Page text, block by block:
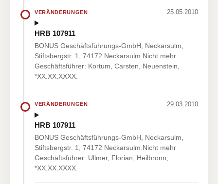
VERÄNDERUNGEN 25.05.2010
HRB 107911
BONUS Geschäftsführungs-GmbH, Neckarsulm,
Stiftsbergstr. 1, 74172 Neckarsulm.Nicht mehr
Geschäftsführer: Kortum, Carsten, Neuenstein,
*XX.XX.XXXX.
VERÄNDERUNGEN 29.03.2010
HRB 107911
BONUS Geschäftsführungs-GmbH, Neckarsulm,
Stiftsbergstr. 1, 74172 Neckarsulm.Nicht mehr
Geschäftsführer: Ullmer, Florian, Heilbronn,
*XX.XX.XXXX.